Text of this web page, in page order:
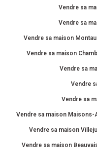
Vendre sa
Vendre sa
Vendre sa maison
Vendre sa maison
Vendre sa
Vendre
Vendre sa
Vendre sa maison
Vendre sa maison
Vendre sa maison